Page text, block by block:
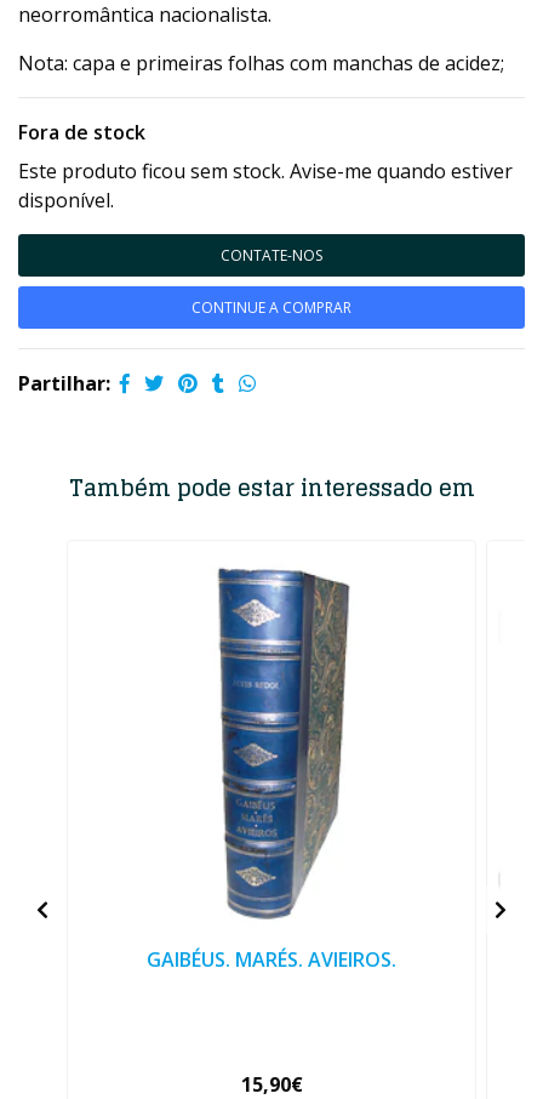
neorromântica nacionalista.
Nota: capa e primeiras folhas com manchas de acidez;
Fora de stock
Este produto ficou sem stock. Avise-me quando estiver
disponível.
CONTATE-NOS
CONTINUE A COMPRAR
Partilhar:
Também pode estar interessado em
GAIBÉUS. MARÉS. AVIEIROS.
15,90€